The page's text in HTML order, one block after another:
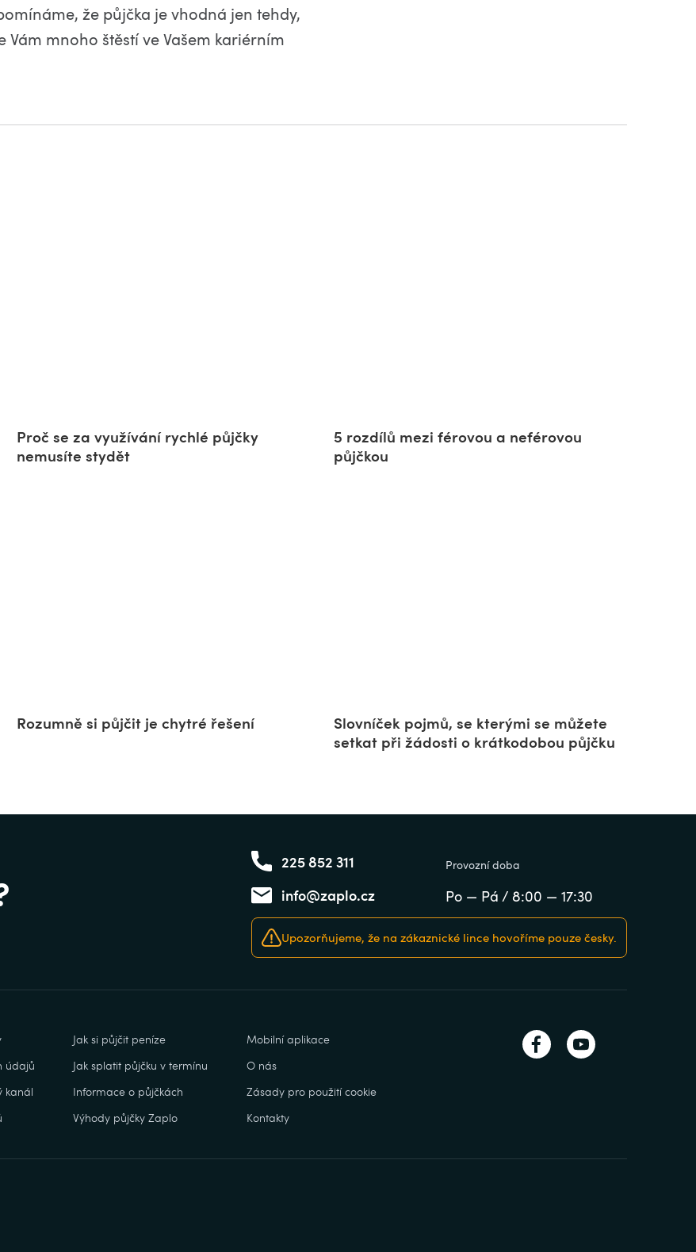
že půjčka je vhodná jen tehdy,
mnoho štěstí ve Vašem kariérním
Proč se za využívání rychlé půjčky
nemusíte stydět
5 rozdílů mezi férovou a neférovou
půjčkou
Rozumně si půjčit je chytré řešení
Slovníček pojmů, se kterými se můžete
setkat při žádosti o krátkodobou půjčku
225 852 311
info@zaplo.cz
Provozní doba
Po — Pá / 8:00 — 17:30
Upozorňujeme, že na zákaznické lince hovoříme pouze česky.
údajů
kanál
Jak si půjčit peníze
Jak splatit půjčku v termínu
Informace o půjčkách
Výhody půjčky Zaplo
Mobilní aplikace
O nás
Zásady pro použití cookie
Kontakty